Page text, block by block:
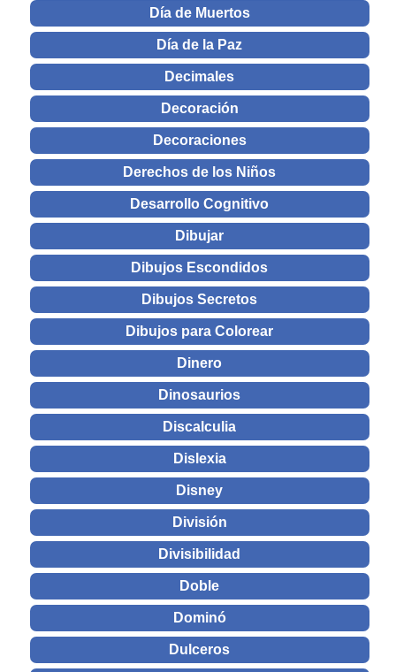
Día de Muertos
Día de la Paz
Decimales
Decoración
Decoraciones
Derechos de los Niños
Desarrollo Cognitivo
Dibujar
Dibujos Escondidos
Dibujos Secretos
Dibujos para Colorear
Dinero
Dinosaurios
Discalculia
Dislexia
Disney
División
Divisibilidad
Doble
Dominó
Dulceros